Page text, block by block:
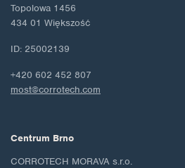
Topolowa 1456
434 01 Większość
ID: 25002139
+420 602 452 807
most@corrotech.com
Centrum Brno
CORROTECH MORAVA s.r.o.